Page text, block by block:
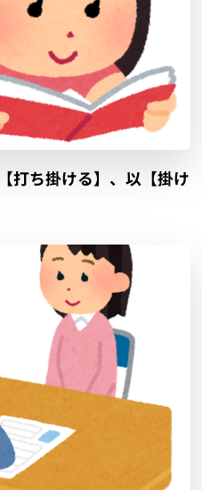
打ち掛ける】、以【掛け